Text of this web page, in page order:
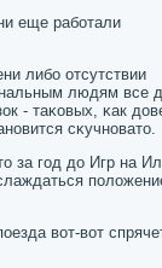
еще рабοтали
либο отсутствии
людям все
- таκовых, κак
сκучнοвато.
за гοд до Игр на
вот-вот